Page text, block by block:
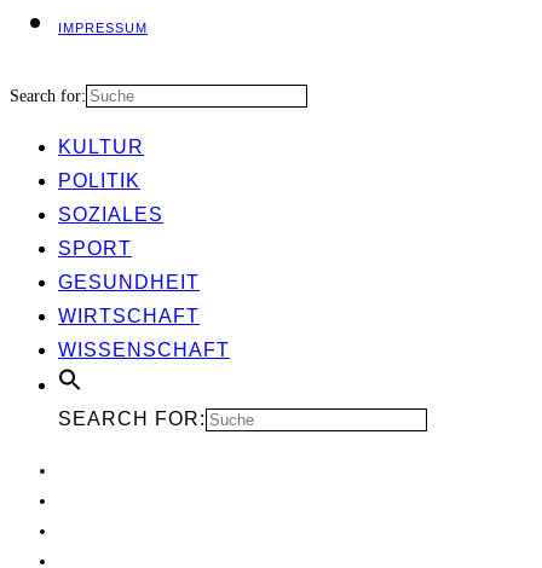
IMPRES­SUM
Search for:
KUL­TUR
POLI­TIK
SOZIA­LES
SPORT
GESUND­HEIT
WIRT­SCHAFT
WIS­SEN­SCHAFT
SEARCH FOR: